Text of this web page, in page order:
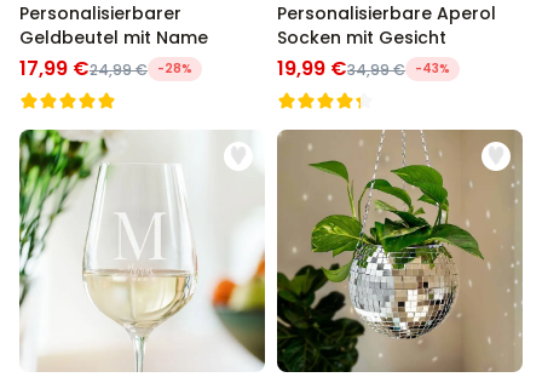
Personalisierbarer
Geldbeutel mit Name
17,99 €24,99 € -28%
Personalisierbare Aperol
Socken mit Gesicht
19,99 €34,99 € -43%